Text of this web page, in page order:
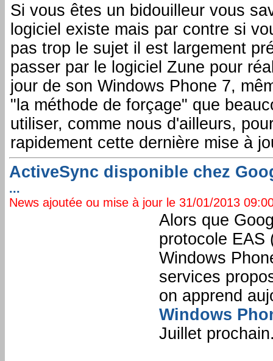
Si vous êtes un bidouilleur vous
logiciel existe mais par contre si
pas trop le sujet il est largement
passer par le logiciel Zune pour
jour de son Windows Phone 7,
"la méthode de forçage" que
utiliser, comme nous d'ailleurs,
rapidement cette dernière mise à
ActiveSync disponible chez
...
News ajoutée ou mise à jour le 31/01/2013
Alors que
protocole EAS
Windows
services
on apprend
Windows
Juillet